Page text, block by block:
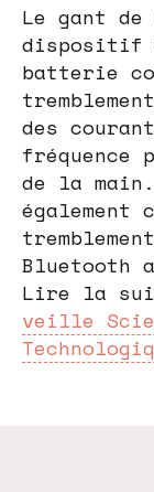
Le gant de
dispositif
batterie
des
fréquence
de la
également
Bluetooth
Lire la
veille